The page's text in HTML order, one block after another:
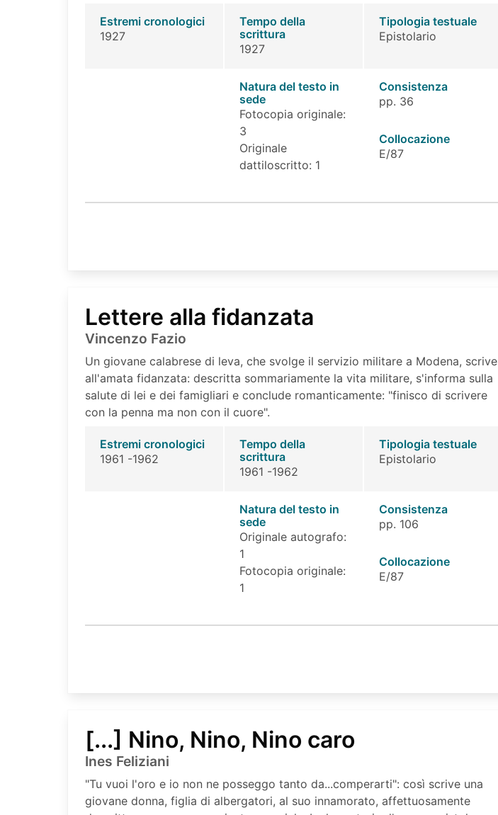
Estremi cronologici
1927
Tempo della
scrittura
1927
Tipologia testuale
Epistolario
Natura del testo in
sede
Fotocopia originale:
3
Originale
dattiloscritto: 1
Consistenza
pp. 36
Collocazione
E/87
Lettere alla fidanzata
Vincenzo Fazio
Un giovane calabrese di leva, che svolge il servizio militare a Modena, scrive
all'amata fidanzata: descritta sommariamente la vita militare, s'informa sulla
salute di lei e dei famigliari e conclude romanticamente: "finisco di scrivere
con la penna ma non con il cuore".
Estremi cronologici
1961 -1962
Tempo della
scrittura
1961 -1962
Tipologia testuale
Epistolario
Natura del testo in
sede
Originale autografo:
1
Fotocopia originale:
1
Consistenza
pp. 106
Collocazione
E/87
[...] Nino, Nino, Nino caro
Ines Feliziani
"Tu vuoi l'oro e io non ne posseggo tanto da...comperarti": così scrive una
giovane donna, figlia di albergatori, al suo innamorato, affettuosamente